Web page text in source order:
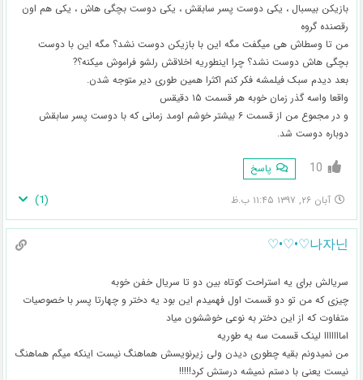
بازیکن بیسبال ، یکی دوست پسر سابقش ، یکی دوست بچگی هاش ، یکی هم اون
رقصنده گروه
من تا وسطاش هی میگفت مگه این با بازیکن دوست نشد؟ مگه این با دوست
بچگی هاش دوست نشد؟ چرا اینطوریه اخلاقش رلشو فراموش میکنه؟?
بعد دیدم سبک فیلمشه فکر کنم اکثرا همین طوری دیر متوجه شدن.
واقعا واسه گذر زمان خوبه هر قسمت ۱۵ دقیقس
و در مجموع من از قسمت ۶ بیشتر خوشم اومد زمانی که با دوست پسر سابقش
دوباره دوست شد.
10 پاسخ
آبان ۲۶, ۱۳۹۷ ۱۱:۴۵ ب.ظ (
1
)
나자닌♡•♡•♡
سریالش برای یه استراحت کوتاه بین دو تا سریال خفن خوبه
چیزی که من تو دو قسمت اول فهمیدم این بود یه دختر و چهارتا پسر با خصوصیات
متفاوت که از این دختر به نوعی خوششون میاد
امااااااا لینک قسمت سه یه طوریه
من نمیدونم بقیه چطوری دیدن ولی زیرنویسش هماهنگ نیست اینکه میگم هماهنگ
نیست یعنی با دستم نمیشه درستش کرد!!!!!